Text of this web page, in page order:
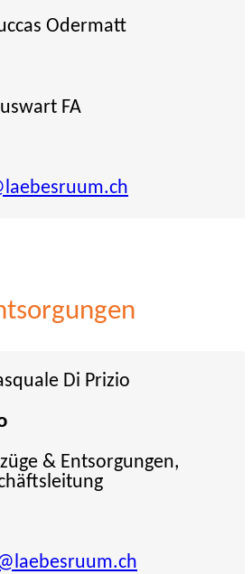
FA
& Entsorgungen,